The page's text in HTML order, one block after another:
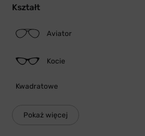
Kształt
Aviator
Kocie
Kwadratowe
Pokaż więcej